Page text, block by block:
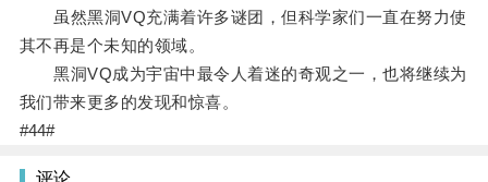
虽然黑洞VQ充满着许多谜团，但科学家们一直在努力使
其不再是个未知的领域。
黑洞VQ成为宇宙中最令人着迷的奇观之一，也将继续为
我们带来更多的发现和惊喜。
#44#